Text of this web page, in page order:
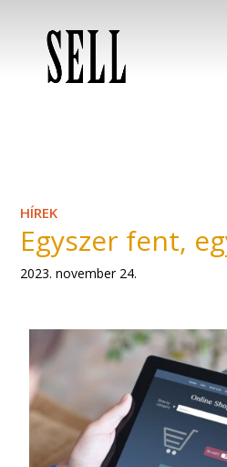
HÍREK
Egyszer fent,
2023. november 24.